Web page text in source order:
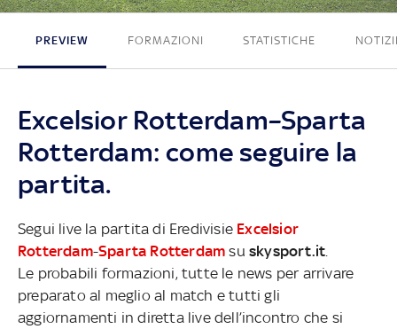
PREVIEW FORMAZIONI STATISTICHE
Excelsior Rotterdam–Sparta
Rotterdam: come seguire la
partita.
Segui live la partita di Eredivisie Excelsior
Rotterdam-Sparta Rotterdam suskysport.it
Le probabili formazioni, tutte le news per arrivare
preparato al meglio al match e tutti gli
aggiornamenti in diretta live dell’incontro che si